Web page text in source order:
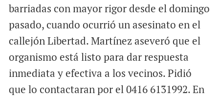
barriadas con mayor rigor desde el domingo
pasado, cuando ocurrió un asesinato en el
callejón Libertad. Martínez aseveró que el
organismo está listo para dar respuesta
inmediata y efectiva a los vecinos. Pidió
que lo contactaran por el 0416 6131992. En